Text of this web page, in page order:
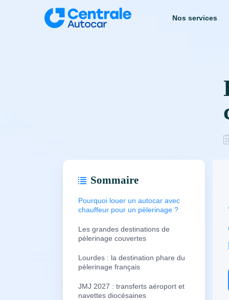
Nos services
Sommaire
Pourquoi louer un autocar avec
chauffeur pour un pèlerinage ?
Les grandes destinations de
pèlerinage couvertes
Lourdes : la destination phare du
pèlerinage français
JMJ 2027 : transferts aéroport et
navettes diocésaines